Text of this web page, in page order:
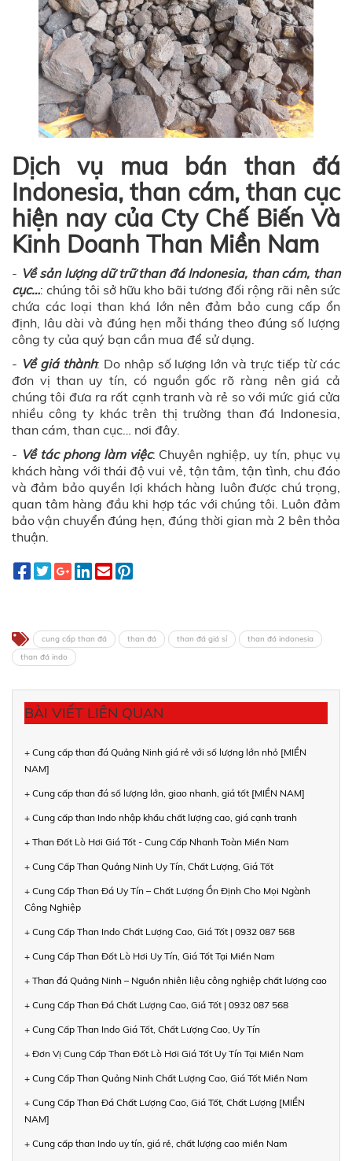
Dịch vụ mua bán than đá
Indonesia, than cám, than cục
hiện nay của Cty Chế Biến Và
Kinh Doanh Than Miền Nam
- Về sản lượng dữ trữ than đá Indonesia, than cám, than
cục…: chúng tôi sở hữu kho bãi tương đối rộng rãi nên sức
chứa các loại than khá lớn nên đảm bảo cung cấp ổn
định, lâu dài và đúng hẹn mỗi tháng theo đúng số lượng
công ty của quý bạn cần mua để sử dụng.
- Về giá thành: Do nhập số lượng lớn và trực tiếp từ các
đơn vị than uy tín, có nguồn gốc rõ ràng nên giá cả
chúng tôi đưa ra rất cạnh tranh và rẻ so với mức giá cửa
nhiều công ty khác trên thị trường than đá Indonesia,
than cám, than cục… nơi đây.
- Về tác phong làm việc: Chuyên nghiệp, uy tín, phục vụ
khách hàng với thái độ vui vẻ, tận tâm, tận tình, chu đáo
và đảm bảo quyền lợi khách hàng luôn được chú trọng,
quan tâm hàng đầu khi hợp tác với chúng tôi. Luôn đảm
bảo vận chuyển đúng hẹn, đúng thời gian mà 2 bên thỏa
thuận.
cung cấp than đá than đá than đá giá sỉ
than đá indonesia
than đá indo
BÀI VIẾT LIÊN QUAN
+ Cung cấp than đá Quảng Ninh giá rẻ với số lượng lớn nhỏ [MIỀN
NAM]
+ Cung cấp than đá số lượng lớn, giao nhanh, giá tốt [MIỀN NAM]
+ Cung cấp than Indo nhập khẩu chất lượng cao, giá cạnh tranh
+ Than Đốt Lò Hơi Giá Tốt - Cung Cấp Nhanh Toàn Miền Nam
+ Cung Cấp Than Quảng Ninh Uy Tín, Chất Lượng, Giá Tốt
+ Cung Cấp Than Đá Uy Tín – Chất Lượng Ổn Định Cho Mọi Ngành
Công Nghiệp
+ Cung Cấp Than Indo Chất Lượng Cao, Giá Tốt | 0932 087 568
+ Cung Cấp Than Đốt Lò Hơi Uy Tín, Giá Tốt Tại Miền Nam
+ Than đá Quảng Ninh – Nguồn nhiên liệu công nghiệp chất lượng cao
+ Cung Cấp Than Đá Chất Lượng Cao, Giá Tốt | 0932 087 568
+ Cung Cấp Than Indo Giá Tốt, Chất Lượng Cao, Uy Tín
+ Đơn Vị Cung Cấp Than Đốt Lò Hơi Giá Tốt Uy Tín Tại Miền Nam
+ Cung Cấp Than Quảng Ninh Chất Lượng Cao, Giá Tốt Miền Nam
+ Cung Cấp Than Đá Chất Lượng Cao, Giá Tốt, Chất Lượng [MIỀN
NAM]
+ Cung cấp than Indo uy tín, giá rẻ, chất lượng cao miền Nam